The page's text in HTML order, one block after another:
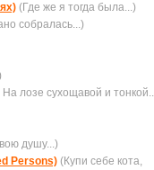
(Где же я тогда была...)
собралась...)
лозе сухощавой и
душу...)
Persons) (Купи себе кота,